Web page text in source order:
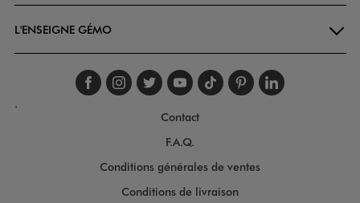
L'ENSEIGNE GÉMO
Suivez-nous sur
Suivez-nous sur
Suivez-nous sur
Suivez-nous
Suivez-nous
Suivez-
.
Contact
F.A.Q.
Conditions générales de ventes
Conditions de livraison